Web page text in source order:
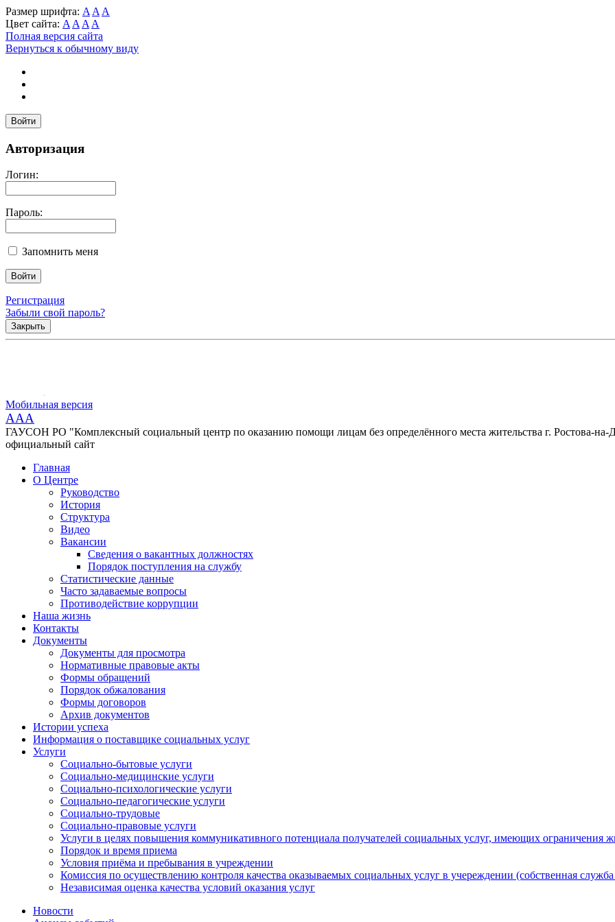
Размер шрифта: A A A
Цвет сайта: A A A A
Полная версия сайта
Вернуться к обычному виду
Войти
Авторизация
Логин:
Пароль:
Запомнить меня
Регистрация
Забыли свой пароль?
Закрыть
Мобильная версия
AAA
ГАУСОН РО "Комплексный социальный центр по оказанию помощи лицам без определённого места жительства г. Ростова-на-
официальный сайт
Главная
О Центре
Руководство
История
Структура
Видео
Вакансии
Сведения о вакантных должностях
Порядок поступления на службу
Статистические данные
Часто задаваемые вопросы
Противодействие коррупции
Наша жизнь
Контакты
Документы
Документы для просмотра
Нормативные правовые акты
Формы обращений
Порядок обжалования
Формы договоров
Архив документов
Истории успеха
Информация о поставщике социальных услуг
Услуги
Социально-бытовые услуги
Социально-медицинские услуги
Социально-психологические услуги
Социально-педагогические услуги
Социально-трудовые
Социально-правовые услуги
Услуги в целях повышения коммуникативного потенциала получателей социальных услуг, имеющих ограничения
Порядок и время приема
Условия приёма и пребывания в учреждении
Комиссия по осуществлению контроля качества оказываемых социальных услуг в учереждении (собственная
Независимая оценка качества условий оказания услуг
Новости